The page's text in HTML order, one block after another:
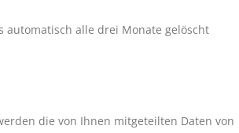
automatisch alle drei Monate gelöscht
die von Ihnen mitgeteilten Daten von